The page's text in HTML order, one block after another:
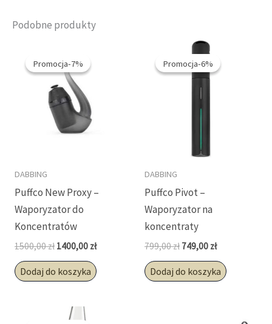
Podobne produkty
Promocja-7%
Promocja-7%
DABBING
Puffco New Proxy –
Waporyzator do
Koncentratów
1500,00zł Pierwotna
wynosiła:
1500,00 zł.
1400,00 złAktualna
wynosi:
Dodaj do koszyka
Promocja-6%
Promocja-6%
DABBING
Puffco Pivot –
Waporyzator na
koncentraty
799,00zł Pierwotna
wynosiła:
799,00 zł.
749,00 złAktualna
wynosi:
749,00 zł.
Dodaj do koszyka